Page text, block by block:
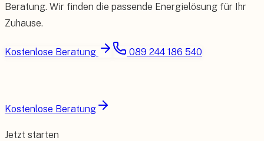
Beratung. Wir finden die passende Energielösung für Ihr
Zuhause.
Kostenlose Beratung 089 244 186 540
Kostenlose Beratung
Jetzt starten